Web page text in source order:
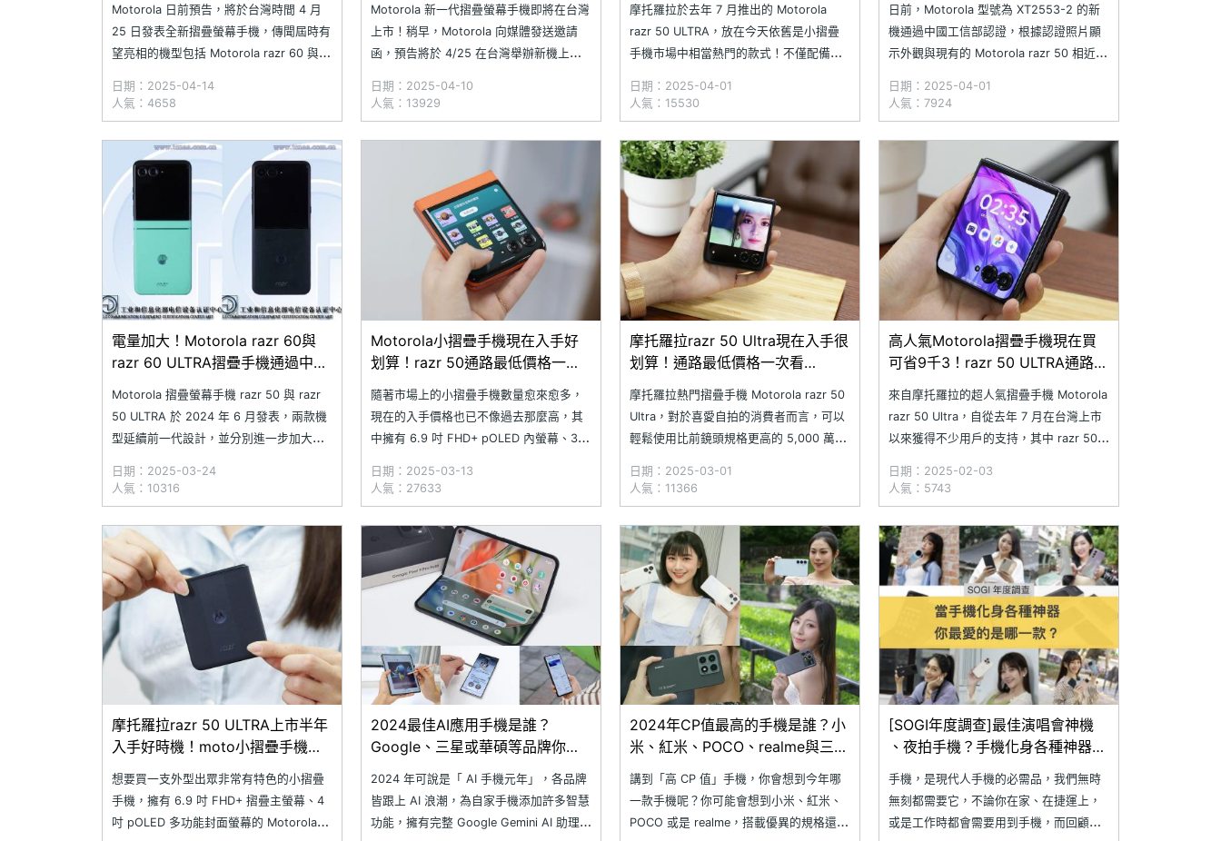
Motorola 日前預告，將於台灣時間 4 月
25 日發表全新摺疊螢幕手機，傳聞屆時有
望亮相的機型包括 Motorola razr 60 與
群平台上宣布，將在台灣發表會的前一
天，也就是 4 月 24 日推出新機，預告影
片更透露會有一
日期：2025-04-14
人氣：4658
Motorola 新一代摺疊螢幕手機即將在台灣
上市！稍早，Motorola 向媒體發送邀請
函，預告將於 4/25 在台灣舉辦新機上市
號，但大大寫著「摺 才叫帥」，因此預期
即將發表的新機將會是 razr 60 系列摺疊
手機，預計會有 razr 60 與 ra
日期：2025-04-10
人氣：13929
摩托羅拉於去年 7 月推出的 Motorola
razr 50 ULTRA，放在今天依舊是小摺疊
手機市場中相當熱門的款式！不僅配備
多功能封面螢幕，搭配經典的「刀鋒機」
輕薄曲線與 6000 系列鋁合金、科技奈米
皮背蓋
日期：2025-04-01
人氣：15530
日前，Motorola 型號為 XT2553-2 的新
機通過中國工信部認證，根據認證照片顯
示外觀與現有的 Motorola razr 50 相近，
Motorola razr 60。最初的認證資料僅顯
示 Motorola XT2553-2 的額定電池容量
為
日期：2025-04-01
人氣：7924
電量加大！Motorola razr 60與
razr 60 ULTRA摺疊手機通過中國
Motorola 摺疊螢幕手機 razr 50 與 razr
50 ULTRA 於 2024 年 6 月發表，兩款機
型延續前一代設計，並分別進一步加大封
頭規格。近日，Motorola 新一代摺疊螢幕
手機 razr 60 與 razr 60 ULTRA 取
日期：2025-03-24
人氣：10316
Motorola小摺疊手機現在入手好
划算！razr 50通路最低價格一次
隨著市場上的小摺疊手機數量愈來愈多，
現在的入手價格也已不像過去那麼高，其
中擁有 6.9 吋 FHD+ pOLED 內螢幕、3.6
屬機身與第五代星軌轉軸設計的 Motorola
razr 50，現在通路行情最低不用
日期：2025-03-13
人氣：27633
摩托羅拉razr 50 Ultra現在入手很
划算！通路最低價格一次看
摩托羅拉熱門摺疊手機 Motorola razr 50
Ultra，對於喜愛自拍的消費者而言，可以
輕鬆使用比前鏡頭規格更高的 5,000 萬畫
摺式機身設計，不需要攜帶腳架也能將手
機穩定放於平面上，實在是一個人輕鬆拍
照的絕佳幫手。​究竟 Motorola razr
日期：2025-03-01
人氣：11366
高人氣Motorola摺疊手機現在買
可省9千3！razr 50 ULTRA通路最
來自摩托羅拉的超人氣摺疊手機 Motorola
razr 50 Ultra，自從去年 7 月在台灣上市
以來獲得不少用戶的支持，其中 razr 50
幕、4 吋 pOLED 多功能封面螢幕，更經
典復刻
日期：2025-02-03
人氣：5743
摩托羅拉razr 50 ULTRA上市半年
入手好時機！moto小摺疊手機通
想要買一支外型出眾非常有特色的小摺疊
手機，擁有 6.9 吋 FHD+ 摺疊主螢幕、4
吋 pOLED 多功能封面螢幕的 Motorola
2024最佳AI應用手機是誰？
Google、三星或華碩等品牌你選
2024 年可說是「 AI 手機元年」，各品牌
皆跟上 AI 浪潮，為自家手機添加許多智慧
功能，擁有完整 Google Gemini AI 助理的
2024年CP值最高的手機是誰？小
米、紅米、POCO、realme與三星
講到「高 CP 值」手機，你會想到今年哪
一款手機呢？你可能會想到小米、紅米、
POCO 或是 realme，搭載優異的規格還擁
[SOGI年度調查]最佳演唱會神機
、夜拍手機？手機化身各種神器，
手機，是現代人手機的必需品，我們無時
無刻都需要它，不論你在家、在捷運上，
或是工作時都會需要用到手機，而回顧